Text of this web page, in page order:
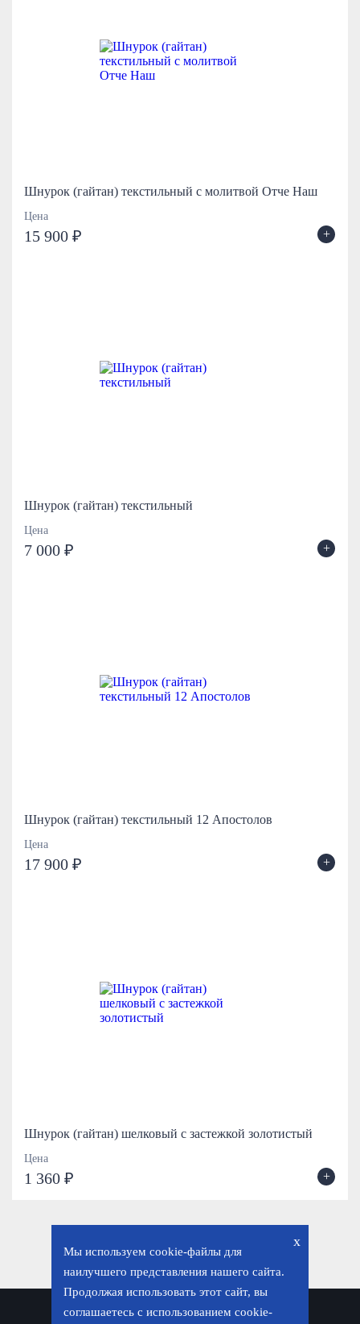
Шнурок (гайтан) текстильный с молитвой Отче Наш
Цена
15 900 ₽ +
Шнурок (гайтан) текстильный
Цена
7 000 ₽ +
Шнурок (гайтан) текстильный 12 Апостолов
Цена
17 900 ₽ +
Шнурок (гайтан) шелковый с застежкой золотистый
Цена
1 360 ₽ +
x
Мы используем cookie-файлы для
наилучшего представления нашего сайта.
Продолжая использовать этот сайт, вы
соглашаетесь с использованием cookie-